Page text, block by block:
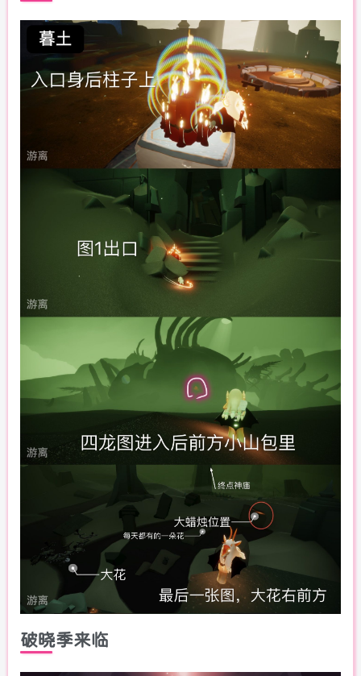
破晓季来临